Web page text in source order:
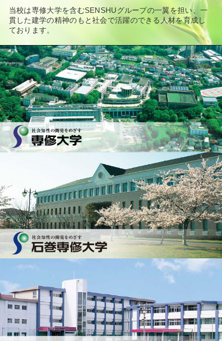
当校は専修大学を含むSENSHUグループの一翼を担い、 一
貫した建学の精神のもと社会で活躍のできる人材を育成し
ております。